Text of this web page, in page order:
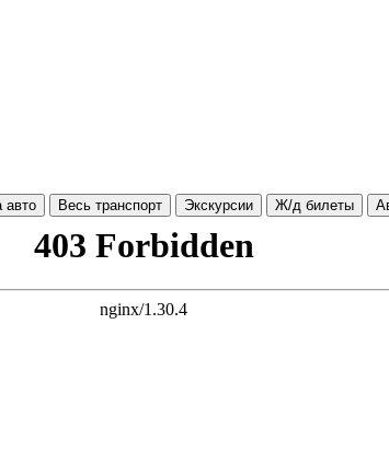
авто Весь транспорт Экскурсии Ж/д билеты